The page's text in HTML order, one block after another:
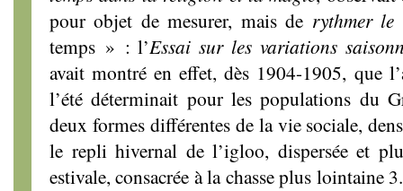
pour objet de mesurer, mais de rythmer le
temps » : l’Essai sur les variations
avait montré en effet, dès 1904-1905, que
l’été déterminait pour les populations du
deux formes différentes de la vie sociale,
le repli hivernal de l’igloo, dispersée et
estivale, consacrée à la chasse plus lointaine